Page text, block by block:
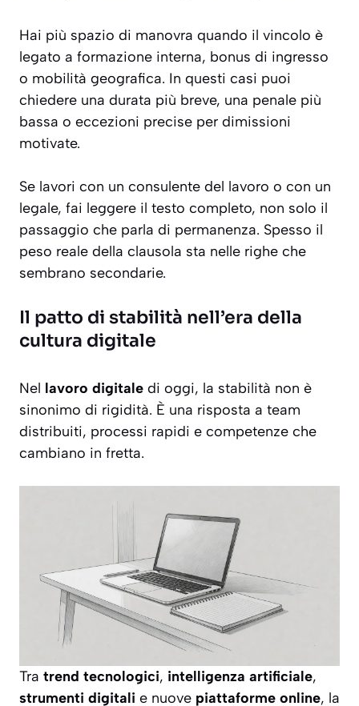
Hai più spazio di manovra quando il vincolo è
legato a formazione interna, bonus di ingresso
o mobilità geografica. In questi casi puoi
chiedere una durata più breve, una penale più
bassa o eccezioni precise per dimissioni
motivate.
Se lavori con un consulente del lavoro o con un
legale, fai leggere il testo completo, non solo il
passaggio che parla di permanenza. Spesso il
peso reale della clausola sta nelle righe che
sembrano secondarie.
Il patto di stabilità nell’era della
cultura digitale
Nel lavoro digitale di oggi, la stabilità non è
sinonimo di rigidità. È una risposta a team
distribuiti, processi rapidi e competenze che
cambiano in fretta.
Tra trend tecnologici, intelligenza artificiale,
strumenti digitali e nuove piattaforme online, la